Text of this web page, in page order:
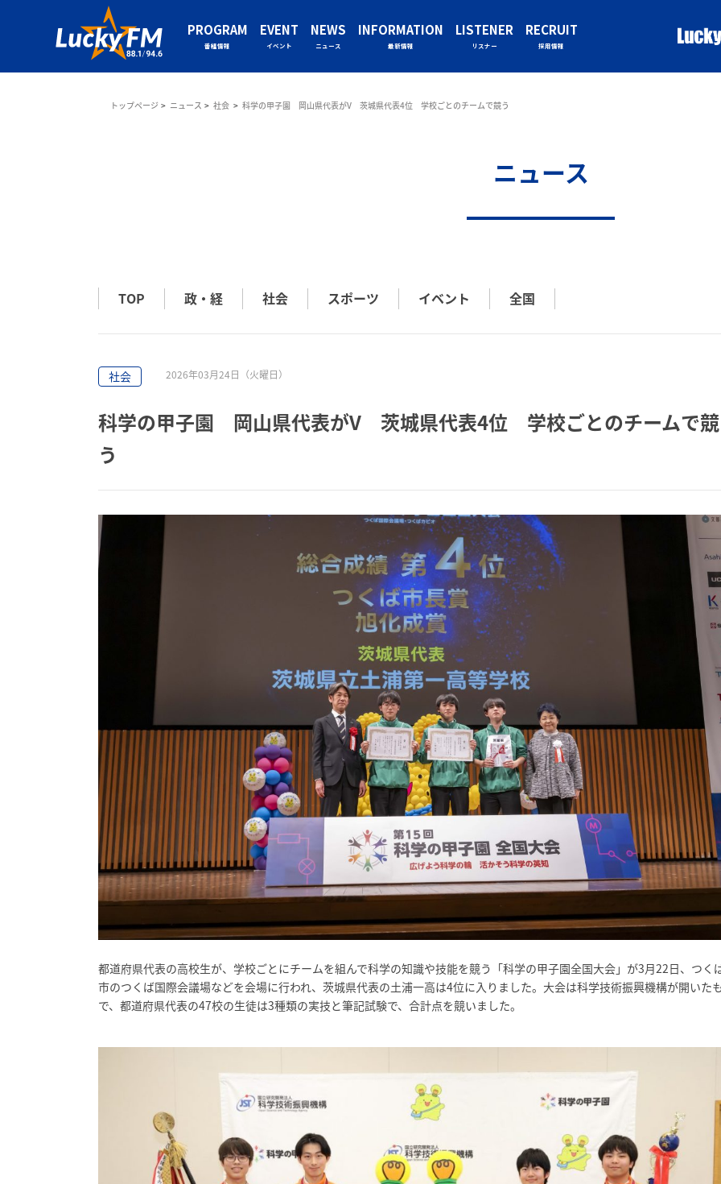
PROGRAM
番組情報
EVENT
イベント
NEWS
ニュース
INFORMATION
最新情報
LISTENER
リスナー
RECRUIT
採用情報
トップページ ニュース 社会 科学の甲子園 岡山県代表がV 茨城県代表4位 学校ごとのチームで競う
ニュース
TOP 政・経 社会 スポーツ イベント 全国
社会 2026年03月24日（火曜日）
科学の甲子園 岡山県代表がV 茨城県代表4位 学校ごとのチームで競
う
都道府県代表の高校生が、学校ごとにチームを組んで科学の知識や技能を競う「科学の甲子園全国大会」が3月22日、つく
市のつくば国際会議場などを会場に行われ、茨城県代表の土浦一高は4位に入りました。大会は科学技術振興機構が開いた
で、都道府県代表の47校の生徒は3種類の実技と筆記試験で、合計点を競いました。